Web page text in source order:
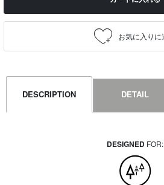
DESCRIPTION DETAIL
DESIGNED FOR: